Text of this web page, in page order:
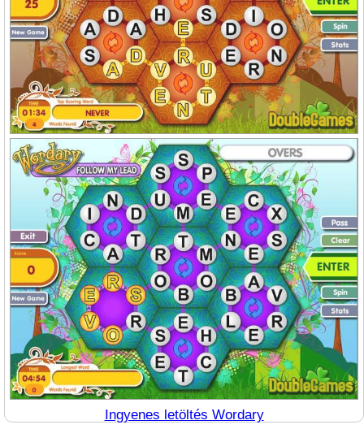
Ingyenes letöltés Wordary